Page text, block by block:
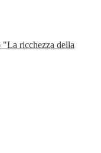
ricchezza della